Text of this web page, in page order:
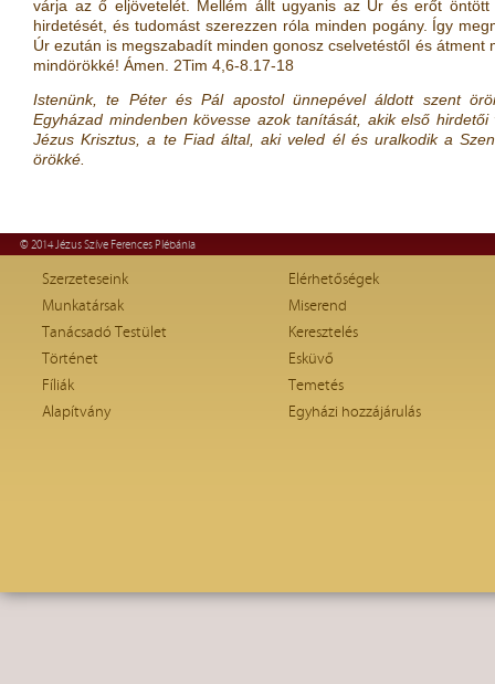
várja az ő eljövetelét. Mellém állt ugyanis az Úr és erőt
hirdetését, és tudomást szerezzen róla minden pogány. Így
Úr ezután is megszabadít minden gonosz cselvetéstől és átment
mindörökké! Ámen. 2Tim 4,6-8.17-18
Istenünk, te Péter és Pál apostol ünnepével áldott szent
Egyházad mindenben kövesse azok tanítását, akik első
Jézus Krisztus, a te Fiad által, aki veled él és uralkodik a
örökké.
© 2014 Jézus Szíve Ferences Plébánia
Szerzeteseink
Munkatársak
Tanácsadó Testület
Történet
Fíliák
Alapítvány
Elérhetőségek
Miserend
Keresztelés
Esküvő
Temetés
Egyházi hozzájárulás